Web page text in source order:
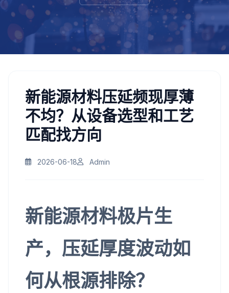
新能源材料压延频现厚薄
不均？从设备选型和工艺
匹配找方向
2026-06-18 Admin
新能源材料极片生
产，压延厚度波动如
何从根源排除？